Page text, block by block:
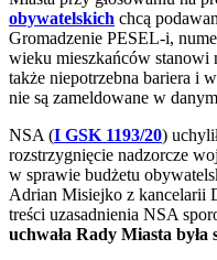
obywatelskich chcą
Gromadzenie PESEL-i,
wieku mieszkańców stanowi
także niepotrzebna bariera i
nie są zameldowane w
NSA (I GSK 1193/20)
rozstrzygnięcie nadzorcze
w sprawie budżetu
Adrian Misiejko z kancelarii
treści uzasadnienia NSA
uchwała Rady Miasta była